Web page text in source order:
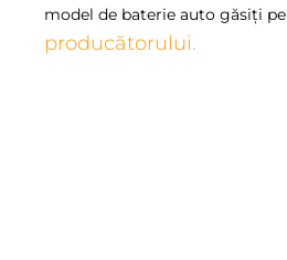
model de baterie auto găsiți pe
producătorului.